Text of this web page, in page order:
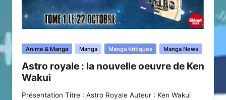
Posted
Anime & Manga Manga Manga Kritiques Manga News
Astro royale : la nouvelle oeuvre de Ken
Wakui
Présentation Titre : Astro Royale Auteur : Ken Wakui